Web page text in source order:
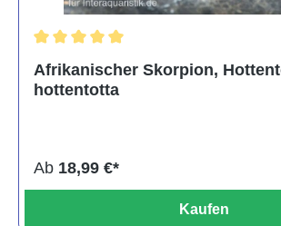
Afrikanischer Skorpion,
hottentotta
Ab 18,99 €*
Kaufen